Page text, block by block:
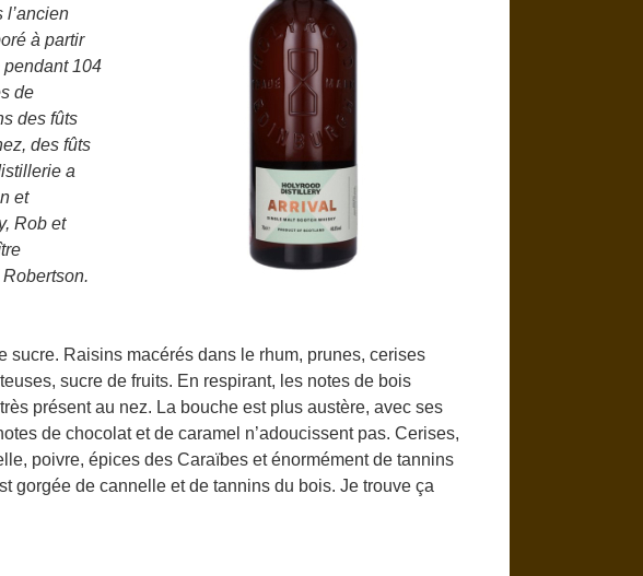
l’ancien
à partir
pendant 104
de
des fûts
des fûts
a
et
Rob et
sucre. Raisins macérés dans le rhum, prunes, cerises
sucre de fruits. En respirant, les notes de bois
présent au nez. La bouche est plus austère, avec ses
de chocolat et de caramel n’adoucissent pas. Cerises,
poivre, épices des Caraïbes et énormément de tannins
gorgée de cannelle et de tannins du bois. Je trouve ça